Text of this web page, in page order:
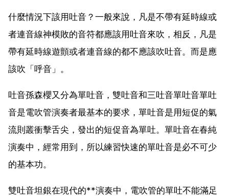
什麼情況下該用吐音？一般來說，凡是不帶有延時線或
者連音線神模敗的音符都應該用吐音來吹，相反，凡是
帶有延時線遊顫或者連音線的都不應該吹吐音。而是應
該吹「呼音」。
吐音孫森櫻又分為單吐音，雙吐音和三吐音單吐音單吐
音是電吹管演奏者最基本的要求，單吐音是用短促的氣
流則叢衝擊舌尖，發出的短促音為單吐。單吐音在春純
演奏中，經常用到，所以練習快速的單吐音是必不可少
的基本功。
雙吐音坦銀在現代的**演奏中，電吹管的單吐不能滿足